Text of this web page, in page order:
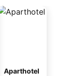
Aparthotel